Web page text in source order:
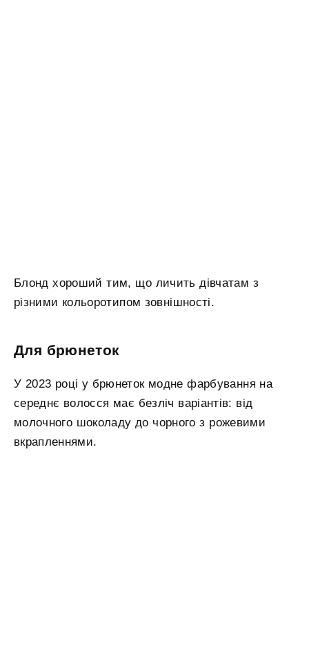
Блонд хороший тим, що личить дівчатам з
різними кольоротипом зовнішності.
Для брюнеток
У 2023 році у брюнеток модне фарбування на
середнє волосся має безліч варіантів: від
молочного шоколаду до чорного з рожевими
вкрапленнями.